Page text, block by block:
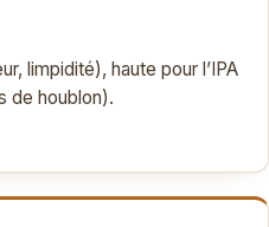
limpidité), haute pour l’IPA
de houblon).